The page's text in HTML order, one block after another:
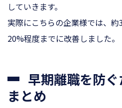
していきます。
実際にこちらの企業様では、
20%程度までに改善しました。
早期離職を防
まとめ